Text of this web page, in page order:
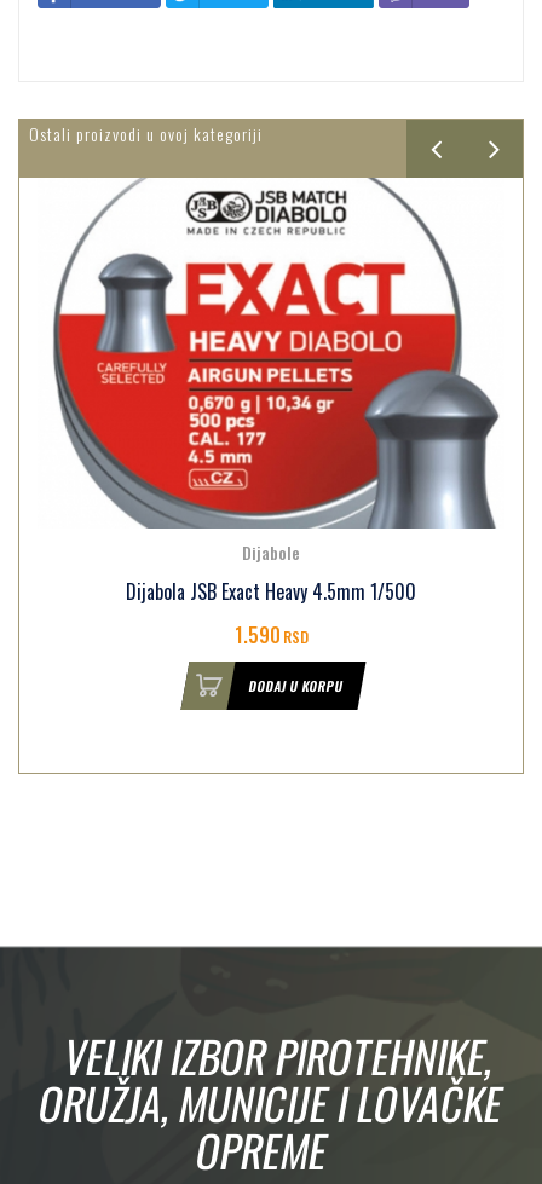
Ostali proizvodi u ovoj kategoriji
Dijabole
Dijabola JSB Exact Heavy 4.5mm 1/500
1.590RSD
DODAJ U KORPU
VELIKI IZBOR PIROTEHNIKE,
ORUŽJA, MUNICIJE I LOVAČKE
OPREME